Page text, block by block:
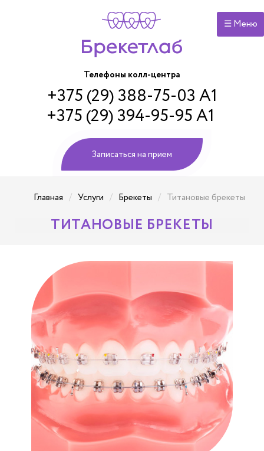
☰ Меню
Телефоны колл-центра
+375 (29) 388-75-03 А1
+375 (29) 394-95-95 А1
Записаться на прием
Главная / Услуги / Брекеты / Титановые брекеты
ТИТАНОВЫЕ БРЕКЕТЫ